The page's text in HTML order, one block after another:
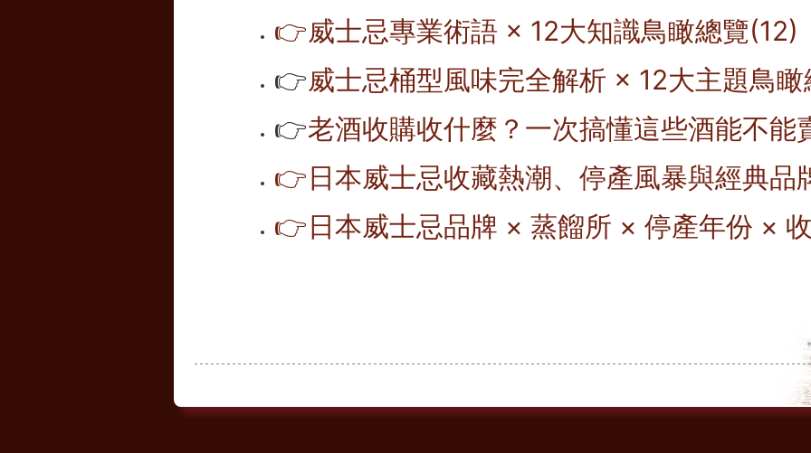
👉威士忌專業術語 × 12大知識鳥瞰總覽(12)
👉威士忌桶型風味完全解析 × 12大主題鳥
👉老酒收購收什麼？一次搞懂這些酒能不能
👉日本威士忌收藏熱潮、停產風暴與經典品
👉日本威士忌品牌 × 蒸餾所 × 停產年份 ×
*